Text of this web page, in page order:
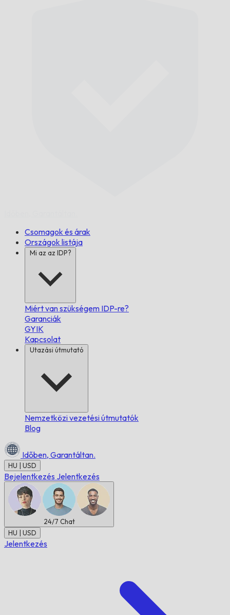
Csomagok és árak
Országok listája
Mi az az IDP?
Miért van szükségem IDP-re?
Garanciák
GYIK
Kapcsolat
Utazási útmutató
Nemzetközi vezetési útmutatók
Blog
Időben, Garantáltan.
HU | USD
Bejelentkezés Jelentkezés
24/7 Chat
HU | USD
Jelentkezés